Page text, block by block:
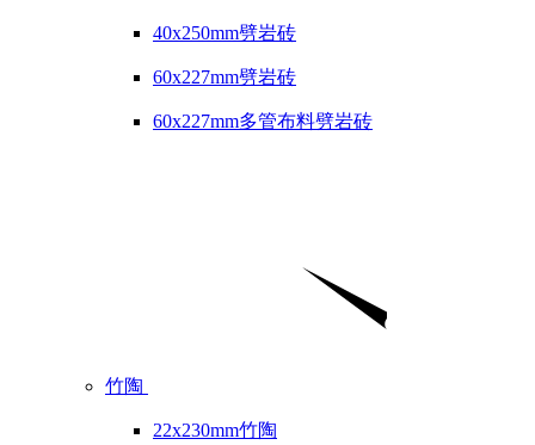
40x250mm劈岩砖
60x227mm劈岩砖
60x227mm多管布料劈岩砖
竹陶
22x230mm竹陶